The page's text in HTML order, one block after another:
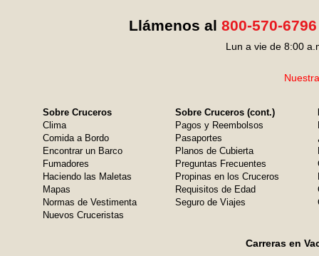
Llámenos al 800-570-6796
Lun a vie de 8:00
Sobre Cruceros
Clima
Comida a Bordo
Encontrar un Barco
Fumadores
Haciendo las Maletas
Mapas
Normas de Vestimenta
Nuevos Cruceristas
Sobre Cruceros (cont.)
Pagos y Reembolsos
Pasaportes
Planos de Cubierta
Preguntas Frecuentes
Propinas en los Cruceros
Requisitos de Edad
Seguro de Viajes
Carreras en